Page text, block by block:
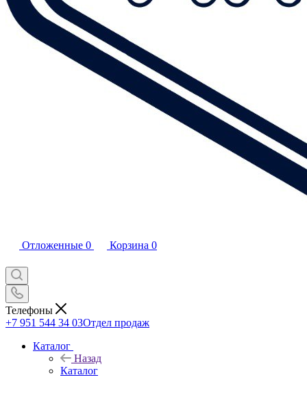
Отложенные 0 Корзина 0
Телефоны
+7 951 544 34 03Отдел продаж
Каталог
Назад
Каталог